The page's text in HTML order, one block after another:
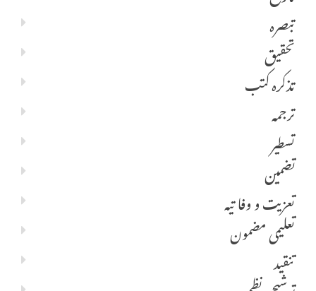
تبصرہ
تحقیق
تذکرہ کتب
ترجمہ
تسطیر
تضمین
تعزیت و وفا تیہ
تعلیمی مضمون
تنقید